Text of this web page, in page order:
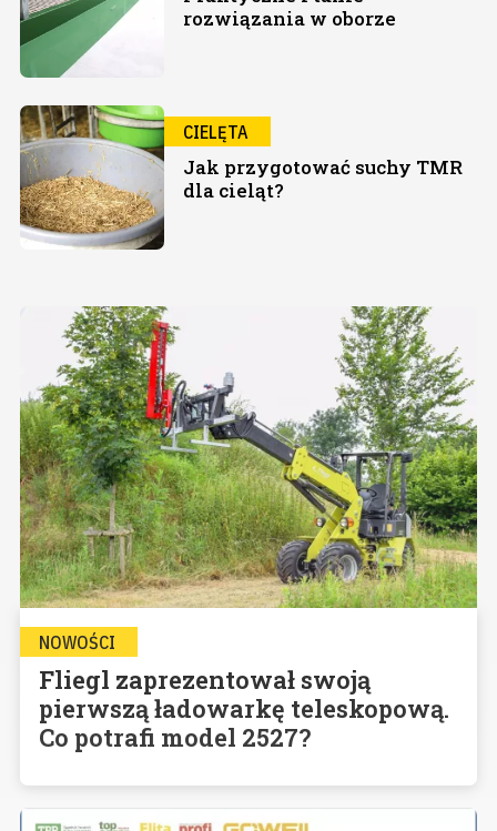
rozwiązania w oborze
CIELĘTA
Jak przygotować suchy TMR
dla cieląt?
NOWOŚCI
Fliegl zaprezentował swoją
pierwszą ładowarkę teleskopową.
Co potrafi model 2527?